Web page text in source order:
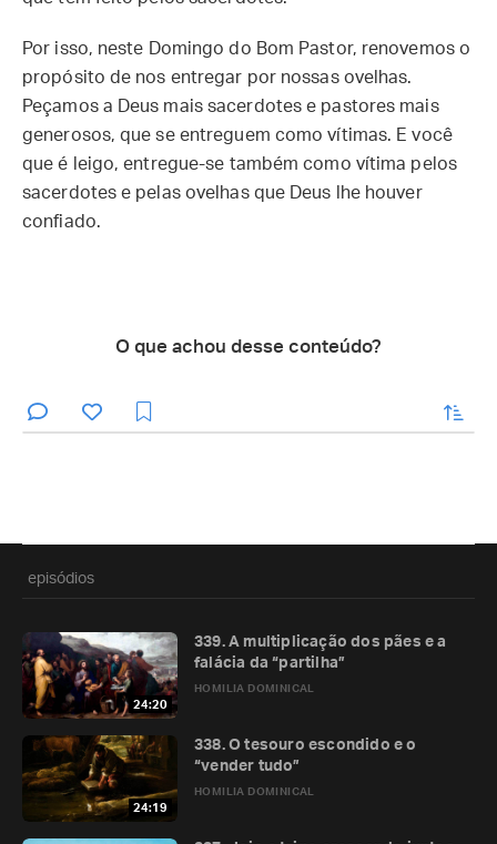
Por isso, neste Domingo do Bom Pastor, renovemos o
propósito de nos entregar por nossas ovelhas.
Peçamos a Deus mais sacerdotes e pastores mais
generosos, que se entreguem como vítimas. E você
que é leigo, entregue-se também como vítima pelos
sacerdotes e pelas ovelhas que Deus lhe houver
confiado.
O que achou desse conteúdo?
enviar
episódios
24:20
HOMILIA DOMINICAL
339. A multiplicação dos pães e a
falácia da “partilha”
24:19
HOMILIA DOMINICAL
338. O tesouro escondido e o
“vender tudo”